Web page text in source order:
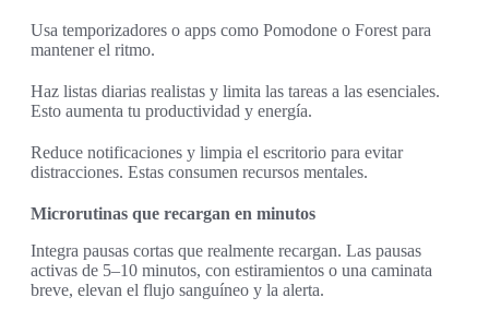
Usa temporizadores o apps como Pomodone o Forest para
mantener el ritmo.
Haz listas diarias realistas y limita las tareas a las esenciales.
Esto aumenta tu productividad y energía.
Reduce notificaciones y limpia el escritorio para evitar
distracciones. Estas consumen recursos mentales.
Microrutinas que recargan en minutos
Integra pausas cortas que realmente recargan. Las pausas
activas de 5–10 minutos, con estiramientos o una caminata
breve, elevan el flujo sanguíneo y la alerta.